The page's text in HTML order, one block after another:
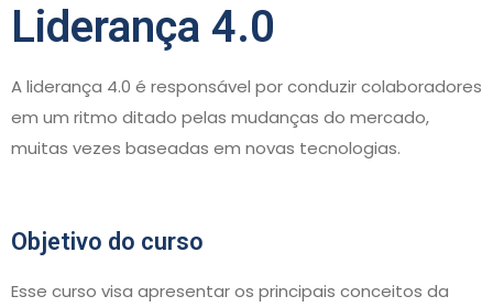
Liderança 4.0
A liderança 4.0 é responsável por conduzir colaboradores
em um ritmo ditado pelas mudanças do mercado,
muitas vezes baseadas em novas tecnologias.
Objetivo do curso
Esse curso visa apresentar os principais conceitos da